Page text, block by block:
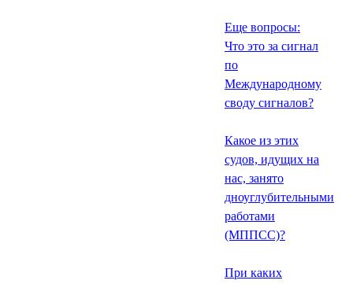
Еще вопросы:
Что это за сигнал
по
Международному
своду сигналов?
Какое из этих
судов, идущих на
нас, занято
дноуглубительными
работами
(МППСС)?
При каких